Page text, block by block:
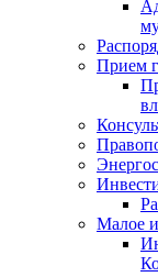
Прием
Малое